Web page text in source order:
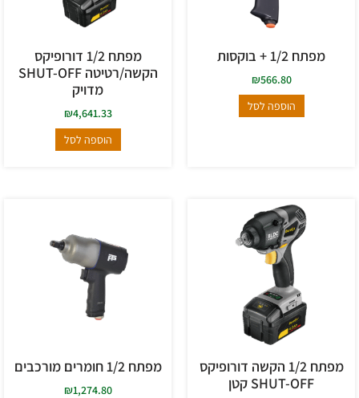
מפתח 1/2 + בוקסות
₪566.80
הוספה לסל
מפתח 1/2 דורופיקס
הקשה/רטיטה SHUT-OFF
מדויק
₪4,641.33
הוספה לסל
מפתח 1/2 הקשה דורופיקס
SHUT-OFF קטן
מפתח 1/2 חומרים מורכבים
₪1,274.80